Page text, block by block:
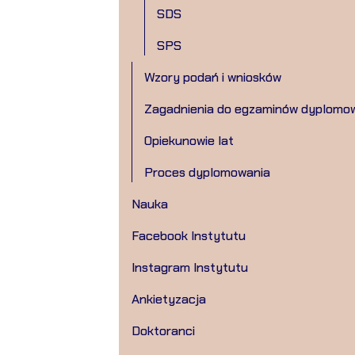
SDS
SPS
Wzory podań i wniosków
Zagadnienia do egzaminów
Opiekunowie lat
Proces dyplomowania
Nauka
Facebook Instytutu
Instagram Instytutu
Ankietyzacja
Doktoranci